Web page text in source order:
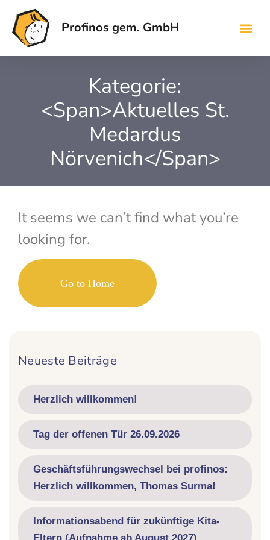
Profinos gem. GmbH
Kategorie:
<span>Aktuelles St.
Medardus
Nörvenich</span>
It seems we can’t find what you’re
looking for.
Go to Home
Neueste Beiträge
Herzlich willkommen!
Tag der offenen Tür 26.09.2026
Geschäftsführungswechsel bei profinos:
Herzlich willkommen, Thomas Surma!
Informationsabend für zukünftige Kita-